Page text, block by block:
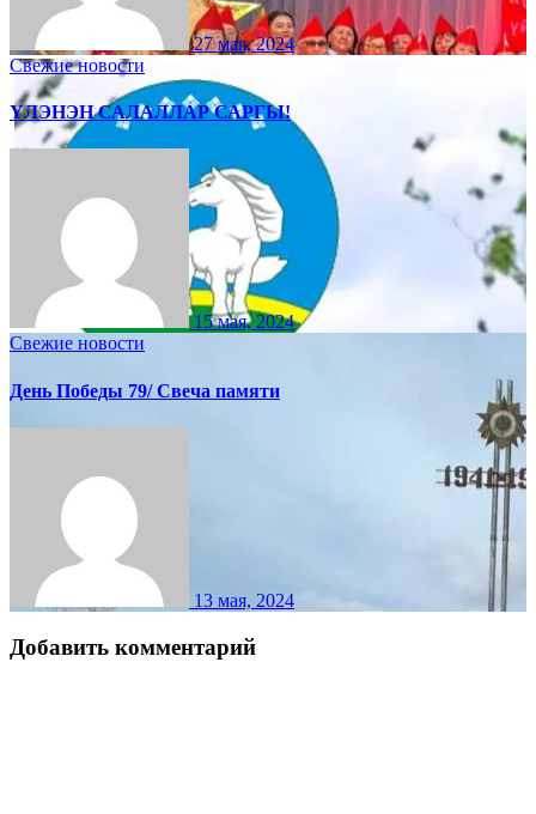
27 мая, 2024
Свежие новости
ҮЛЭНЭН САЛАЛЛАР САРГЫ!
15 мая, 2024
Свежие новости
День Победы 79/ Свеча памяти
13 мая, 2024
Добавить комментарий